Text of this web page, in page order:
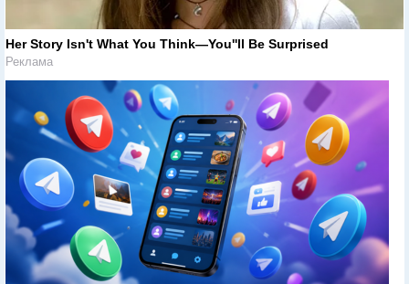
Her Story Isn't What You Think—You''ll Be Surprised
Реклама